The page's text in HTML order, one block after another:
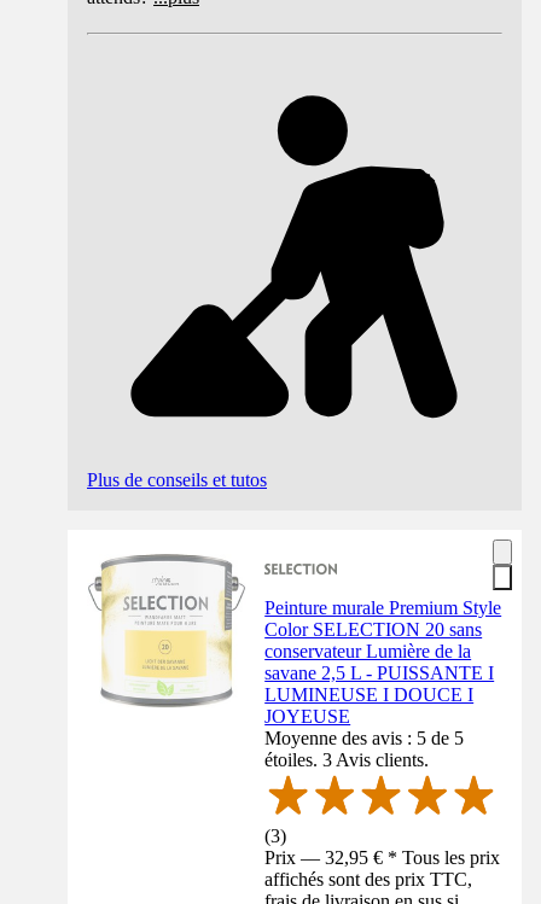
Plus de conseils et tutos
Peinture murale Premium Style
Color SELECTION 20 sans
conservateur Lumière de la
savane 2,5 L - PUISSANTE I
LUMINEUSE I DOUCE I
JOYEUSE
Moyenne des avis : 5 de 5
étoiles. 3 Avis clients.
(3)
Prix — 32,95 € * Tous les prix
affichés sont des prix TTC,